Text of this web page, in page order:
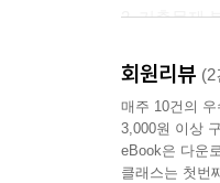
2. 기출문제
3. 출제 예상
2025년 7월
[변호사시험
회원리뷰 (2
매주 10건의
3,000원 이상
eBook은 다운
클래스는 첫번